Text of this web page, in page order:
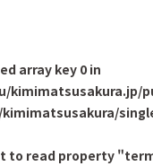
array key 0 in
kimimatsusakura.jp/
to read property